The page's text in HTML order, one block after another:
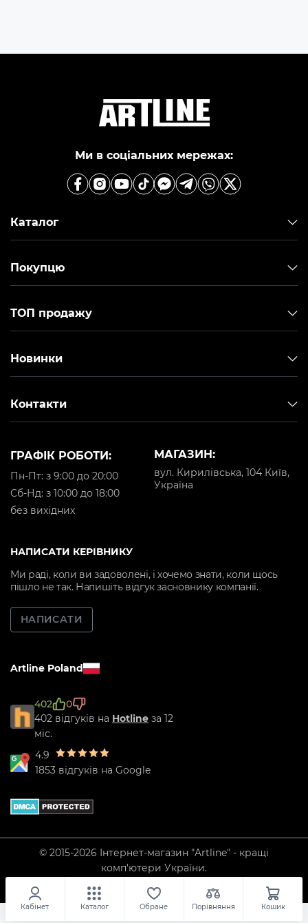
Кабінет Каталог Обране Порівняння Кошик
Ми в соціальних мережах:
Каталог
Покупцю
ТОП продажу
Новинки
Контакти
МАГАЗИН:
вул. Кирилівська, 104 Київ,
Україна
ГРАФІК РОБОТИ:
Пн-Пт: з 9:00 до 20:00
Cб-Нд: з 10:00 до 18:00
без вихідних
НАПИСАТИ КЕРІВНИКУ
Ми раді, коли ви задоволені, і хочемо знати, коли щось
пішло не так. Напишіть відгук засновнику компанії.
НАПИСАТИ
Artline Poland
402
0
402 відгуків на Hotline за 12
міс.
4.9
1853 відгуків на Google
© 2015-2026 Інтернет-магазин "Artline" - кращі
комп'ютери України.